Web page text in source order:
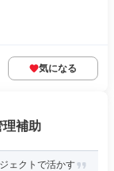
気になる
理補助
ェクトで活かす